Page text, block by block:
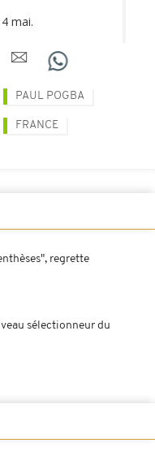
mai.
PAUL POGBA
FRANCE
regrette
sélectionneur du